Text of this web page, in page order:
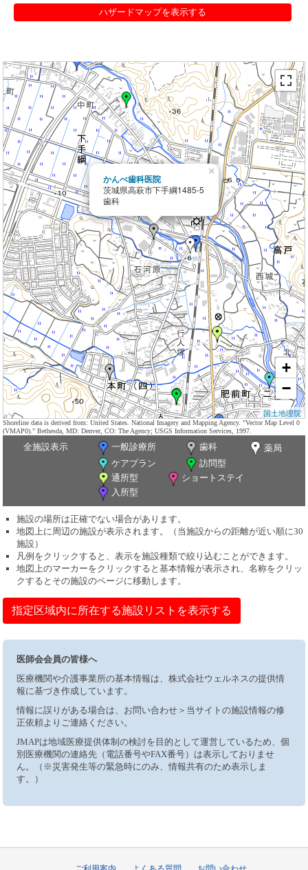
ハザードマップを表示する
かんべ歯科医院
茨城県高萩市下手綱1485-5
歯科
×
+
−
国土地理院
Shoreline data is derived from: United States. National Imagery and Mapping Agency. "Vector Map Level 0
(VMAP0)." Bethesda, MD: Denver, CO: The Agency; USGS Information Services, 1997.
全施設表示 一般診療所 歯科
薬局
ケアプラン
訪問型
通所型
ショートステイ
入所型
施設の場所は正確でない場合があります。
地図上に周辺の施設が表示されます。（当施設からの距離が近い順に30
施設）
凡例をクリックすると、表示を施設種類で絞り込むことができます。
地図上のマーカーをクリックすると基本情報が表示され、名称をクリッ
クするとその施設のページに移動します。
指定区域内に所在する施設リストを表示する
医師会会員の皆様へ
医療機関や介護事業所の基本情報は、株式会社ウェルネスの提供情
報に基づき作成しています。
情報に誤りがある場合は、お問い合わせ＞当サイトの施設情報の修
正依頼よりご連絡ください。
JMAPは地域医療提供体制の検討を目的として運営しているため、個
別医療機関の連絡先（電話番号やFAX番号）は表示しておりませ
ん。（※災害発生等の緊急時にのみ、情報共有のため表示しま
す。）